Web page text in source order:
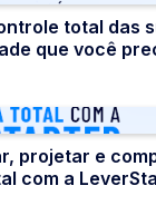
total das
que você
projetar e
com a